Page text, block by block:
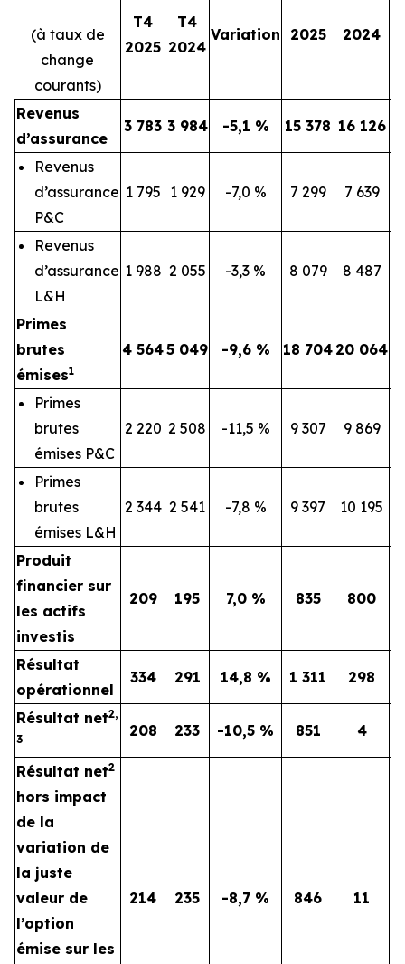
(à taux de
change
courants)
T4
2025
T4
2024
Variation 2025 2024
Revenus
d’assurance
3 783 3 984 -5,1 % 15 378 16 126
Revenus
d’assurance
P&C
1 795 1 929 -7,0 % 7 299 7 639
Revenus
d’assurance
L&H
1 988 2 055 -3,3 % 8 079 8 487
Primes
brutes
émises1
4 5645 049 -9,6 % 18 704 20 064
Primes
brutes
émises P&C
2 220 2 508 -11,5 % 9 307 9 869
Primes
brutes
émises L&H
2 344 2 541 -7,8 % 9 397 10 195
Produit
financier sur
les actifs
investis
209 195 7,0 % 835 800
Résultat
opérationnel
334 291 14,8 % 1 311 298
Résultat net2,
3
208 233 -10,5 % 851 4
Résultat net2
hors impact
de la
variation de
la juste
valeur de
l’option
émise sur les
214 235 -8,7 % 846 11